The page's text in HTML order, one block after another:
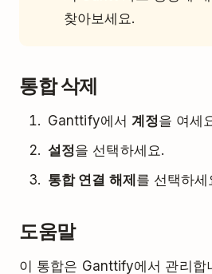
찾아보세요.
통합 삭제
Ganttify에서 계정을 여세
설정을 선택하세요.
통합 연결 해제 를 선택하세
도움말
이 통합은 Ganttify에서 관리합